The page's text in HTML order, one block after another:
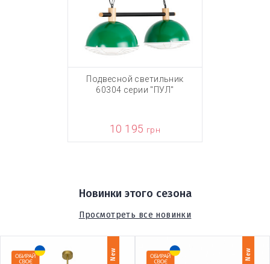
Подвесной светильник
60304 серии "ПУЛ"
10 195 грн
Новинки этого сезона
Просмотреть все новинки
New New